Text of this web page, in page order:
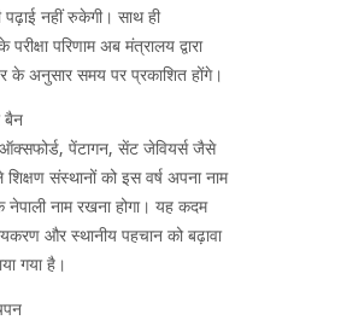
पढ़ाई नहीं रुकेगी। साथ ही
परीक्षा परिणाम अब मंत्रालय द्वारा
के अनुसार समय पर प्रकाशित होंगे।
बैन
पेंटागन, सेंट जेवियर्स जैसे
शिक्षण संस्थानों को इस वर्ष अपना नाम
नेपाली नाम रखना होगा। यह कदम
और स्थानीय पहचान को बढ़ावा
गया है।